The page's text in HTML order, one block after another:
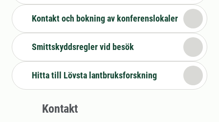
Kontakt och bokning av konferenslokaler
Smittskyddsregler vid besök
Hitta till Lövsta lantbruksforskning
Kontakt